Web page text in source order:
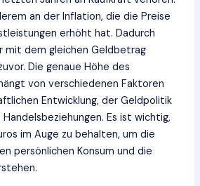
an der Inflation, die die Preise
erhöht hat. Dadurch
mit dem gleichen Geldbetrag
Die genaue Höhe des
von verschiedenen Faktoren
Entwicklung, der Geldpolitik
Es ist wichtig,
im Auge zu behalten, um die
persönlichen Konsum und die